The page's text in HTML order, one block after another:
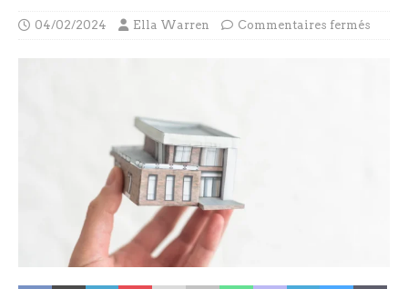
04/02/2024 Ella Warren Commentaires fermés